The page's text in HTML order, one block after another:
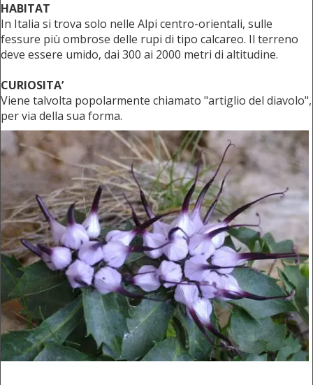
HABITAT
In Italia si trova solo nelle Alpi centro-orientali, sulle
fessure più ombrose delle rupi di tipo calcareo. Il terreno
deve essere umido, dai 300 ai 2000 metri di altitudine.
CURIOSITA’
Viene talvolta popolarmente chiamato "artiglio del diavolo",
per via della sua forma.